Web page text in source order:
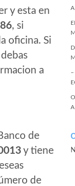
y esta en
, si
oficina. Si
a
de
y tiene
de
–